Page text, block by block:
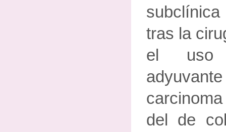
tras la
el uso
del de